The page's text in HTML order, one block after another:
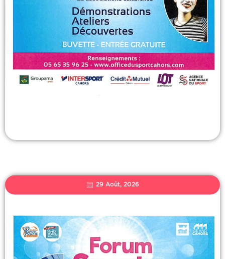
29 Août, 2026